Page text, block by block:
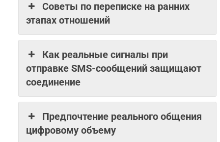
Советы по переписке на ранних
этапах отношений
Как реальные сигналы при
отправке SMS-сообщений защищают
соединение
Предпочтение реального общения
цифровому объему